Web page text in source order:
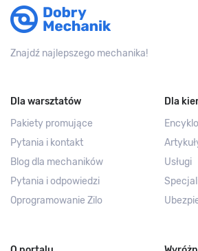
Znajdź najlepszego mechanika!
Dla warsztatów
Pakiety promujące
Pytania i kontakt
Blog dla mechaników
Pytania i odpowiedzi
Oprogramowanie Zilo
Dla
Usługi